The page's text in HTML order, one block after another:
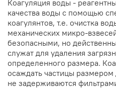
Коагуляция воды -
качества воды с помощью
коагулянтов, т.е. очистка
механических микро-
безопасными, но
служат для удаления
определенного размера.
осаждать частицы
не задерживаются